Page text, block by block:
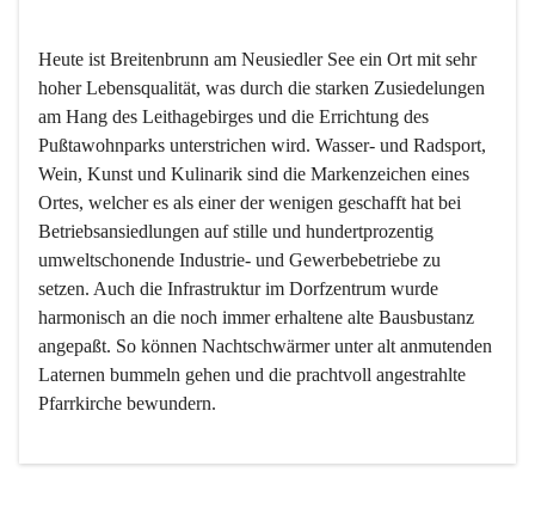
Heute ist Breitenbrunn am Neusiedler See ein Ort mit sehr
hoher Lebensqualität, was durch die starken Zusiedelungen
am Hang des Leithagebirges und die Errichtung des
Pußtawohnparks unterstrichen wird. Wasser- und Radsport,
Wein, Kunst und Kulinarik sind die Markenzeichen eines
Ortes, welcher es als einer der wenigen geschafft hat bei
Betriebsansiedlungen auf stille und hundertprozentig
umweltschonende Industrie- und Gewerbebetriebe zu
setzen. Auch die Infrastruktur im Dorfzentrum wurde
harmonisch an die noch immer erhaltene alte Bausbustanz
angepaßt. So können Nachtschwärmer unter alt anmutenden
Laternen bummeln gehen und die prachtvoll angestrahlte
Pfarrkirche bewundern.
Der Weinbau dominert heute nicht mehr, ist aber integrativer